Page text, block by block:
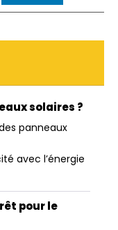
solaires ?
panneaux
avec l’énergie
pour le